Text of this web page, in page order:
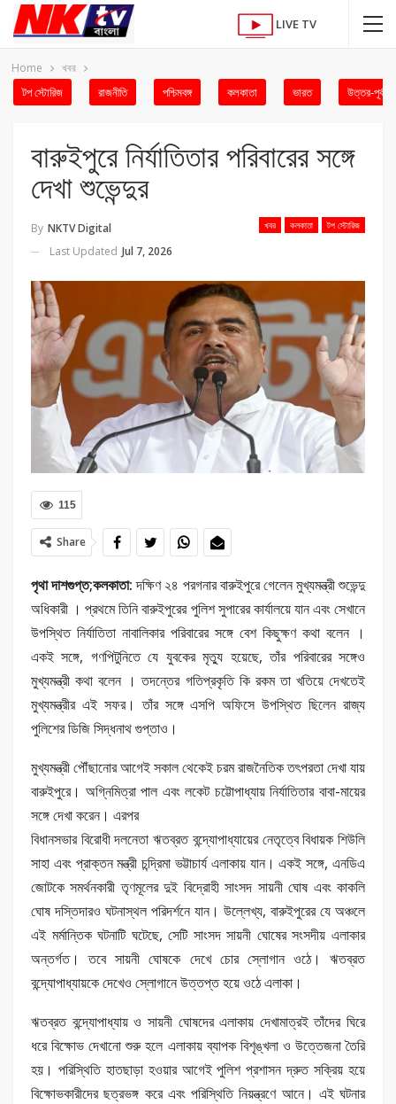
LIVE TV
Home খবর
টপ স্টোরিজ রাজনীতি পশ্চিমবঙ্গ কলকাতা ভারত উত্তর-পূর্ব
বারুইপুরে নির্যাতিতার পরিবারের সঙ্গে
দেখা শুভেন্দুর
খবর কলকাতা টপ স্টোরিজ
By NKTV Digital
Last Updated Jul 7, 2026
115
Share
পৃথা দাশগুপ্ত;কলকাতা:দক্ষিণ ২৪ পরগনার বারুইপুরে গেলেন মুখ্যমন্ত্রী শুভেন্দু
অধিকারী । প্রথমে তিনি বারুইপুরের পুলিশ সুপারের কার্যালয়ে যান এবং সেখানে
উপস্থিত নির্যাতিতা নাবালিকার পরিবারের সঙ্গে বেশ কিছুক্ষণ কথা বলেন ।
একই সঙ্গে, গণপিটুনিতে যে যুবকের মৃত্যু হয়েছে, তাঁর পরিবারের সঙ্গেও
মুখ্যমন্ত্রী কথা বলেন । তদন্তের গতিপ্রকৃতি কি রকম তা খতিয়ে দেখতেই
মুখ্যমন্ত্রীর এই সফর। তাঁর সঙ্গে এসপি অফিসে উপস্থিত ছিলেন রাজ্য
পুলিশের ডিজি সিদ্ধনাথ গুপ্তাও।
মুখ্যমন্ত্রী পৌঁছানোর আগেই সকাল থেকেই চরম রাজনৈতিক তৎপরতা দেখা যায়
বারুইপুরে। অগ্নিমিত্রা পাল এবং লকেট চট্টোপাধ্যায় নির্যাতিতার বাবা-মায়ের
সঙ্গে দেখা করেন।‌ এরপর
বিধানসভার বিরোধী দলনেতা ঋতব্রত বন্দ্যোপাধ্যায়ের নেতৃত্বে বিধায়ক শিউলি
সাহা এবং প্রাক্তন মন্ত্রী চন্দ্রিমা ভট্টাচার্য এলাকায় যান। একই সঙ্গে, এনডিএ
জোটকে সমর্থনকারী তৃণমূলের দুই বিদ্রোহী সাংসদ সায়নী ঘোষ এবং কাকলি
ঘোষ দস্তিদারও ঘটনাস্থল পরিদর্শনে যান। উল্লেখ্য, বারুইপুরের যে অঞ্চলে
এই মর্মান্তিক ঘটনাটি ঘটেছে, সেটি সাংসদ সায়নী ঘোষের সংসদীয় এলাকার
অন্তর্গত। তবে সায়নী ঘোষকে দেখে চোর স্লোগান ওঠে। ঋতব্রত
বন্দ্যোপাধ্যায়কে দেখেও স্লোগানে উত্তপ্ত হয়ে ওঠে এলাকা।
ঋতব্রত বন্দ্যোপাধ্যায় ও সায়নী ঘোষদের এলাকায় দেখামাত্রই তাঁদের ঘিরে
ধরে বিক্ষোভ দেখানো শুরু হলে এলাকায় ব্যাপক বিশৃঙ্খলা ও উত্তেজনা তৈরি
হয়। পরিস্থিতি হাতছাড়া হওয়ার আগেই পুলিশ প্রশাসন দ্রুত সক্রিয় হয়ে
বিক্ষোভকারীদের ছত্রভঙ্গ করে এবং পরিস্থিতি নিয়ন্ত্রণে আনে। এই ঘটনার